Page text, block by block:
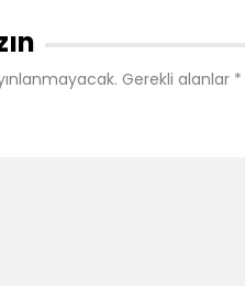
Gerekli alanlar *